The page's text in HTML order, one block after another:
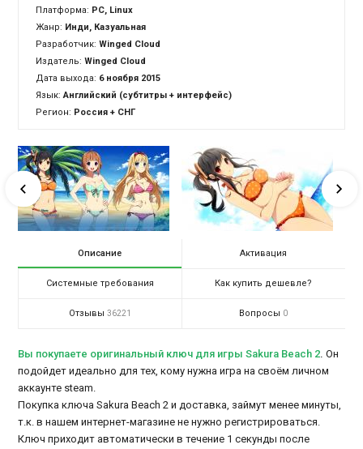
Платформа: PC, Linux
Жанр: Инди, Казуальная
Разработчик:Winged Cloud
Издатель:Winged Cloud
Дата выхода: 6 ноября 2015
Язык:Английский (субтитры + интерфейс)
Регион: Россия + СНГ
Описание Активация
Системные требования Как купить дешевле?
Отзывы 36221 Вопросы 0
Вы покупаете оригинальный ключ для игры Sakura Beach 2. Он
подойдет идеально для тех, кому нужна игра на своём личном
аккаунте steam.
Покупка ключа Sakura Beach 2 и доставка, займут менее минуты,
т.к. в нашем интернет-магазине не нужно регистрироваться.
Ключ приходит автоматически в течение 1 секунды после